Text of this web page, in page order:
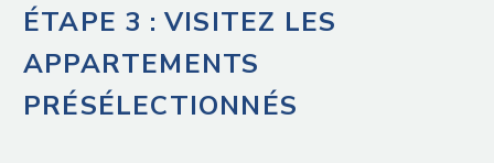
ÉTAPE 3 : VISITEZ LES
APPARTEMENTS
PRÉSÉLECTIONNÉS